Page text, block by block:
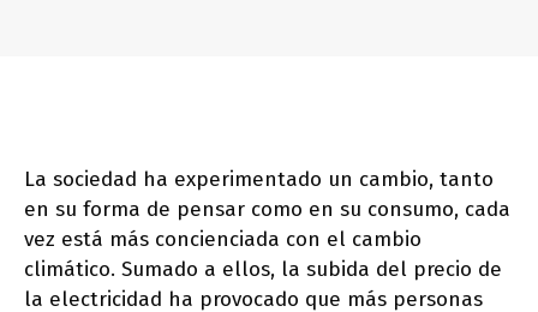
La sociedad ha experimentado un cambio, tanto
en su forma de pensar como en su consumo, cada
vez está más concienciada con el cambio
climático. Sumado a ellos, la subida del precio de
la electricidad ha provocado que más personas